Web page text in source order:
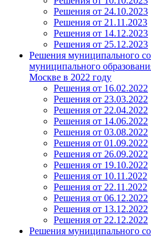
Решения от 24.10.2023
Решения от 21.11.2023
Решения от 14.12.2023
Решения от 25.12.2023
Решения муниципального
муниципального
Москве в 2022 году
Решения от 16.02.2022
Решения от 23.03.2022
Решения от 22.04.2022
Решения от 14.06.2022
Решения от 03.08.2022
Решения от 01.09.2022
Решения от 26.09.2022
Решения от 19.10.2022
Решения от 10.11.2022
Решения от 22.11.2022
Решения от 06.12.2022
Решения от 13.12.2022
Решения от 22.12.2022
Решения муниципального